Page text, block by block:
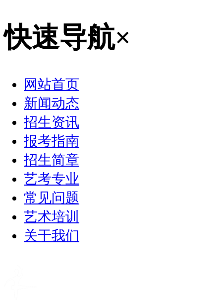
快速导航×
网站首页
新闻动态
招生资讯
报考指南
招生简章
艺考专业
常见问题
艺术培训
关于我们